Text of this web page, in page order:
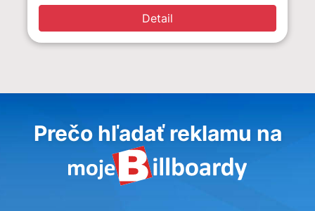
Detail
Prečo hľadať reklamu na